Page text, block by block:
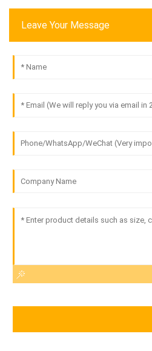
Leave Your Message